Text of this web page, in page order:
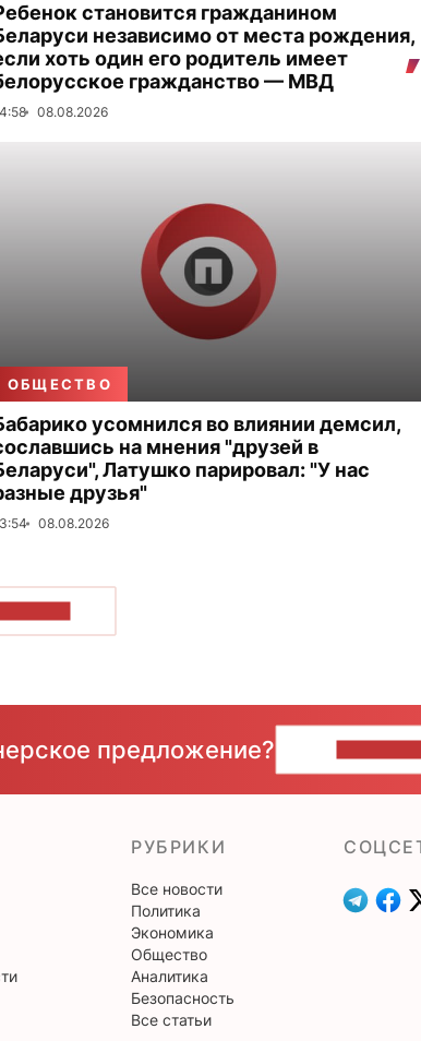
становится гражданином
независимо от места рождения,
хоть один его родитель имеет
гражданство — МВД
08.08.2026
ОБЩЕСТВО
усомнился во влиянии демсил,
на мнения "друзей в
Латушко парировал: "У нас
друзья"
08.08.2026
предложение?
РУБРИКИ
Все новости
Политика
Экономика
Общество
Аналитика
Безопасность
Все статьи